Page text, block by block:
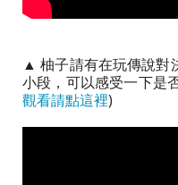
▲柚子請有在玩傳說對
小段，可以感受一下是
觀看請點這裡)